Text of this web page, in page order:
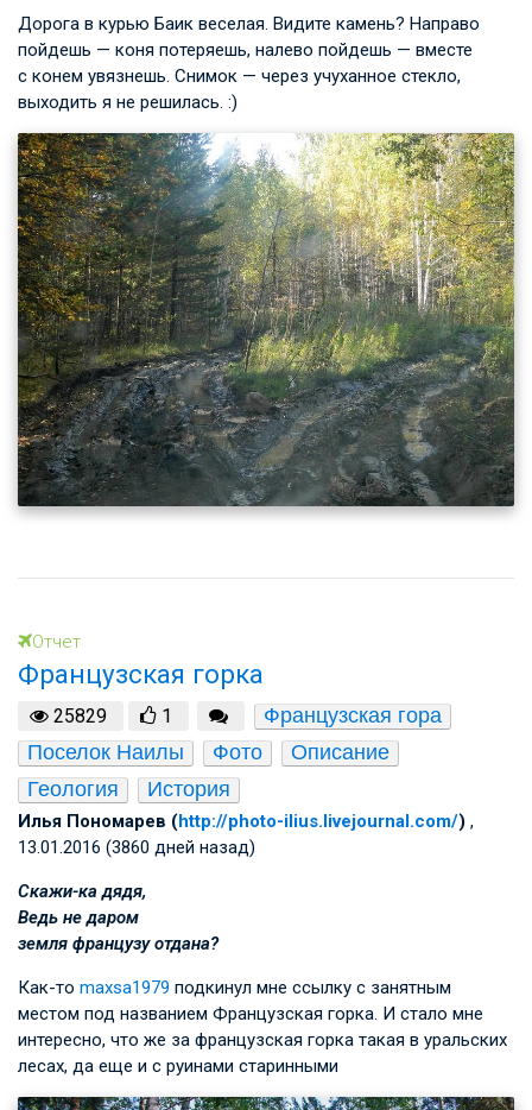
Дорога в курью Баик веселая. Видите камень? Направо
пойдешь — коня потеряешь, налево пойдешь — вместе
с конем увязнешь. Снимок — через учуханное стекло,
выходить я не решилась. :)
Отчет
Французская горка
25829 1
Французская гора
Поселок Наилы
Фото
Описание
Геология
История
Илья Пономарев (http://photo-ilius.livejournal.com/) ,
13.01.2016 (3860 дней назад)
Скажи-ка дядя,
Ведь не даром
земля французу отдана?
Как-то maxsa1979 подкинул мне ссылку с занятным
местом под названием Французская горка. И стало мне
интересно, что же за французская горка такая в уральских
лесах, да еще и с руинами старинными